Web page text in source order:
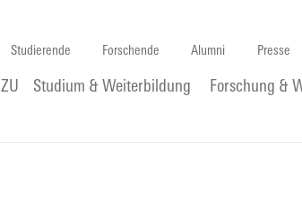
Studierende Forschende Alumni Presse
ZU Studium & Weiterbildung Forschung &